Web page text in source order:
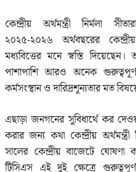
কেন্দ্রীয় অর্থমন্ত্রী নির্মলা
২০২৫-২০২৬ অর্থবছরের
মধ্যবিত্তের মনে স্বস্তি
পাশাপাশি আরও অনেক
কর্মসংস্থান ও দারিদ্রশূন্যতার মত
এছাড়া জনগনের সুবিধার্থে কর
করার জন্য কথা কেন্দ্রীয়
সালের কেন্দ্রীয় বাজেটে ঘোষণা
টিসিএস এই দুই ক্ষেত্রে